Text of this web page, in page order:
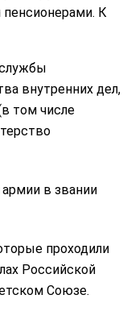
К
внутренних дел,
том числе
в звании
проходили
Российской
Союзе.